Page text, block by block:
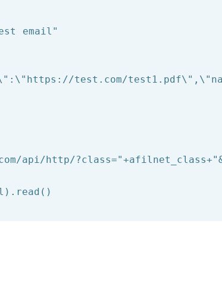
email"
test.com/
api/http/?class="+afilnet_class+